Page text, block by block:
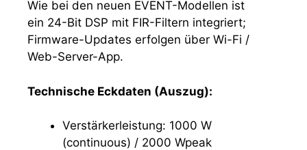
Wie bei den neuen EVENT-Modellen ist
ein 24-Bit DSP mit FIR-Filtern integriert;
Firmware-Updates erfolgen über Wi-Fi /
Web-Server-App.
Technische Eckdaten (Auszug):
Verstärkerleistung: 1000 W
(continuous) / 2000 Wpeak